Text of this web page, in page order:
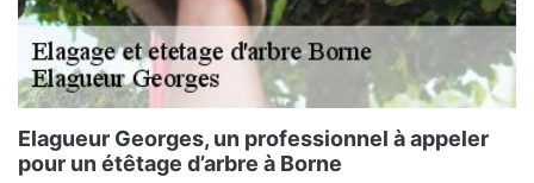
Elagueur Georges, un professionnel à appeler
pour un étêtage d’arbre à Borne